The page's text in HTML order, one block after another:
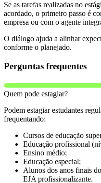
Se as tarefas realizadas no
acordado, o primeiro passo é
empresa ou com o agente
O diálogo ajuda a alinhar
conforme o planejado.
Perguntas frequentes
Quem pode estagiar?
Podem estagiar estudantes
frequentando:
Cursos de educação
Educação profissional
Ensino médio;
Educação especial;
Alunos dos anos finais
EJA profissionalizante.